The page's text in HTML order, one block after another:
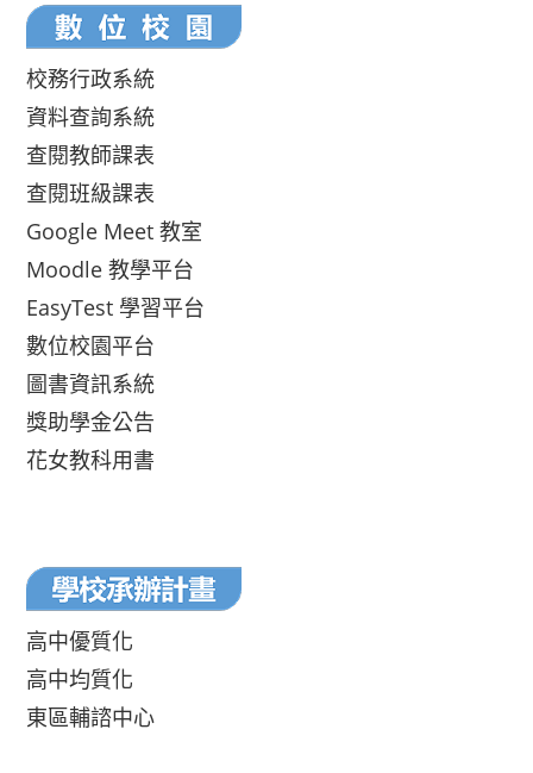
校務行政系統
資料查詢系統
查閱教師課表
查閱班級課表
Google Meet 教室
Moodle 教學平台
EasyTest 學習平台
數位校園平台
圖書資訊系統
獎助學金公告
花女教科用書
高中優質化
高中均質化
東區輔諮中心